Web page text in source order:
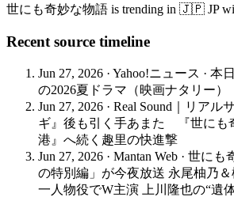
世にも奇妙な物語 is trending in 🇯🇵 JP
Recent source timeline
Jun 27, 2026 · Yahoo!ニュース · 本
の2026夏ドラマ（映画ナタリー）
Jun 27, 2026 · Real Sound｜リアル
ギ』後も引く手あまた 『世にも
港』へ続く趣里の快進撃
Jun 27, 2026 · Mantan Web · 世にも
の特別編」が今夜放送 永尾柚乃
一人物役でW主演 上川隆也の“遺